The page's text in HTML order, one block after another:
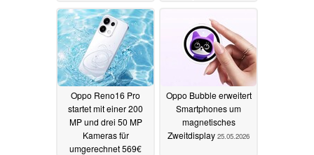
Oppo Reno16 Pro
startet mit einer 200
MP und drei 50 MP
Kameras für
umgerechnet 569€
Oppo Bubble erweitert
Smartphones um
magnetisches
Zweitdisplay 25.05.2026